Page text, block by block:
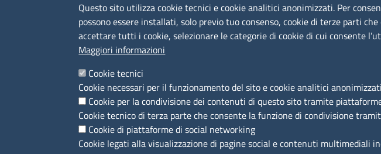
Contatti
sede legale:viale L.C. Farini 14 - 48121 Ravenna
sede territoriale:via Borgoleoni 11 - 44121
Ferrara
C.F. e Partita Iva:02608840399
Codice IPA:UFAV18
Tel. 0544/481.311 - 0532/783.711
Pec:cciaa@pec.fera.camcom.it
Amministrazione
Bandi di gara
Procedimenti
Provvedimenti
Questo sito utilizza cookie tecnici e cookie analitici anonimizzati. Per
possono essere installati, solo previo tuo consenso, cookie di terze parti
accettare tutti i cookie, selezionare le categorie di cookie di cui consente
Maggiori informazioni
Cookie tecnici
Cookie necessari per il funzionamento del sito e cookie analitici anonimizzati
Cookie per la condivisione dei contenuti di questo sito tramite
Cookie tecnico di terza parte che consente la funzione di condivisione
Cookie di piattaforme di social networking
Cookie legati alla visualizzazione di pagine social e contenuti multimediali